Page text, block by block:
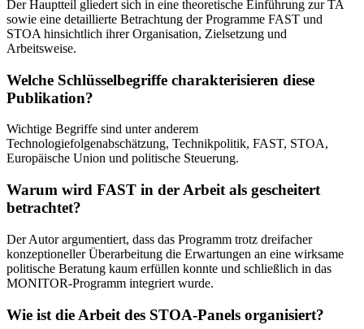
Der Hauptteil gliedert sich in eine theoretische Einführung zur TA
sowie eine detaillierte Betrachtung der Programme FAST und
STOA hinsichtlich ihrer Organisation, Zielsetzung und
Arbeitsweise.
Welche Schlüsselbegriffe charakterisieren diese
Publikation?
Wichtige Begriffe sind unter anderem
Technologiefolgenabschätzung, Technikpolitik, FAST, STOA,
Europäische Union und politische Steuerung.
Warum wird FAST in der Arbeit als gescheitert
betrachtet?
Der Autor argumentiert, dass das Programm trotz dreifacher
konzeptioneller Überarbeitung die Erwartungen an eine wirksame
politische Beratung kaum erfüllen konnte und schließlich in das
MONITOR-Programm integriert wurde.
Wie ist die Arbeit des STOA-Panels organisiert?